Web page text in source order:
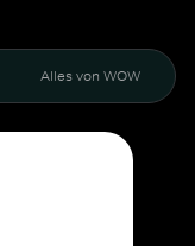
Alles von WOW